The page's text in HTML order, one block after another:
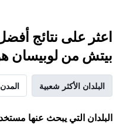
اعثر على نتائج
بيتش من لوبيسان
البلدان الأكثر شعبية
البلدان التي يبحث عنها